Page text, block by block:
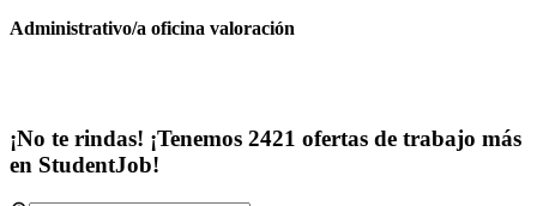
Administrativo/a oficina valoración
¡No te rindas! ¡Tenemos 2421 ofertas de trabajo más
en StudentJob!